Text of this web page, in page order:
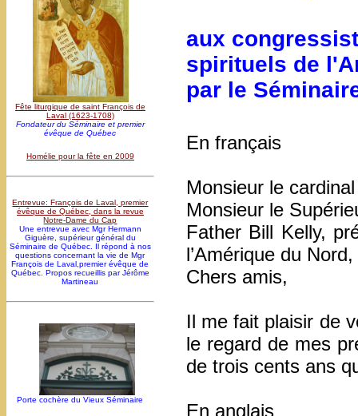
Fête liturgique de saint François de
Laval (1623-1708)
Fondateur du Séminaire et premier
évêque de Québec
Homélie pour la fête en 2009
Entrevue: François de Laval, premier
évêque de Québec, dans la revue
Notre-Dame du Cap
Une entrevue avec Mgr Hermann
Giguère, supérieur général du
Séminaire de Québec. Il répond à nos
questions concernant la vie de Mgr
François de Laval,premier évêque de
Québec. Propos recueillis par Jérôme
Martineau
Porte cochère du Vieux Séminaire
aux
spirituels de
par le
En français
Monsieur le
Monsieur le
Father Bill Kelly,
l’Amérique du Nord,
Chers amis,
Il me fait plaisir de
le regard de mes
de trois cents ans
En anglais